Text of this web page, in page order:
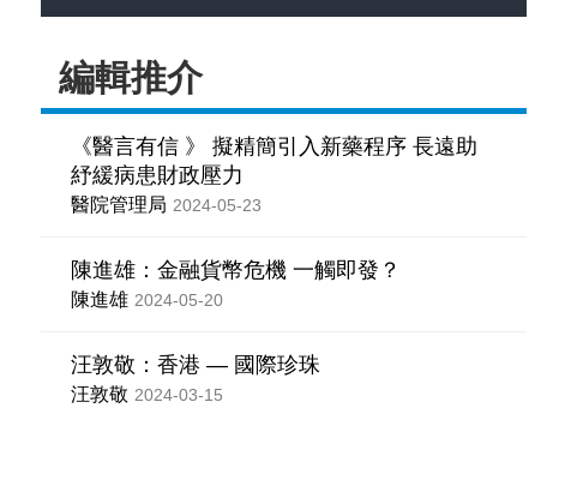
編輯推介
《醫言有信 》 擬精簡引入新藥程序 長遠助
紓緩病患財政壓力
醫院管理局 2024-05-23
陳進雄：金融貨幣危機 一觸即發？
陳進雄 2024-05-20
汪敦敬：香港 — 國際珍珠
汪敦敬 2024-03-15